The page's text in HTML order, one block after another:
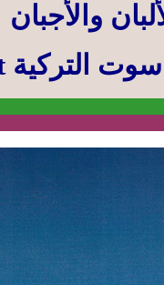
والأجبان
التركية